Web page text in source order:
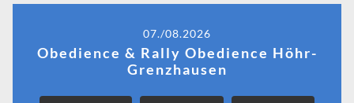
07./08.2026
Obedience & Rally Obedience Höhr-
Grenzhausen